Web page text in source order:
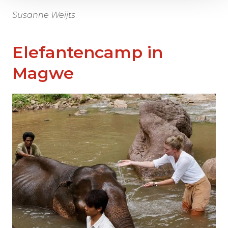
Susanne Weijts
Elefantencamp in
Magwe